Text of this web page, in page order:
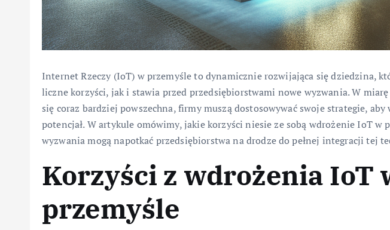
Internet Rzeczy (IoT) w przemyśle to dynamicznie rozwijająca się dziedzina,
liczne korzyści, jak i stawia przed przedsiębiorstwami nowe wyzwania. W
się coraz bardziej powszechna, firmy muszą dostosowywać swoje strategie, aby
potencjał. W artykule omówimy, jakie korzyści niesie ze sobą wdrożenie IoT w
wyzwania mogą napotkać przedsiębiorstwa na drodze do pełnej integracji tej
Korzyści z wdrożenia IoT
przemyśle